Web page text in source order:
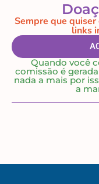
Sempre que
links
Quando você
comissão é
nada a mais por
a